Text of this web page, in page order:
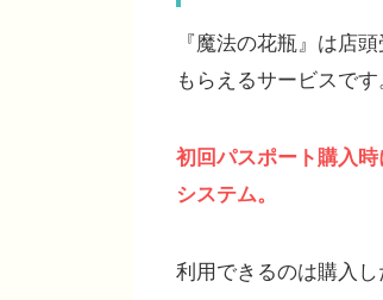
『魔法の花瓶』は店
もらえるサービスです
初回パスポート購入
システム。
利用できるのは購入